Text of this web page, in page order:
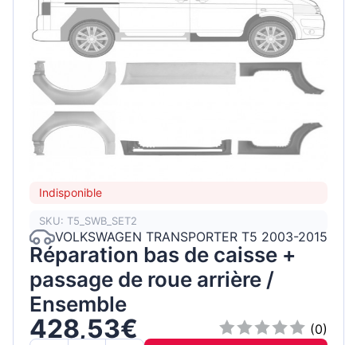
Indisponible
SKU: T5_SWB_SET2
VOLKSWAGEN TRANSPORTER T5 2003-2015
Réparation bas de caisse +
passage de roue arrière /
Ensemble
428,53€
(0)